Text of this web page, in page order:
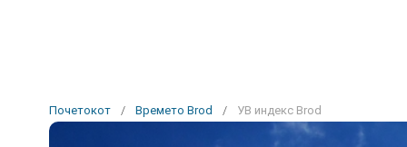
Почетокот / Времето Brod / УВ индекс Brod